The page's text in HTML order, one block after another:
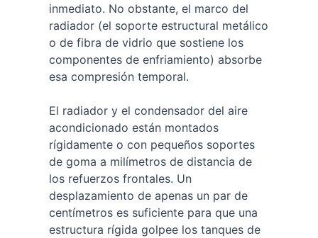
inmediato. No obstante, el marco del
radiador (el soporte estructural metálico
o de fibra de vidrio que sostiene los
componentes de enfriamiento) absorbe
esa compresión temporal.
El radiador y el condensador del aire
acondicionado están montados
rígidamente o con pequeños soportes
de goma a milímetros de distancia de
los refuerzos frontales. Un
desplazamiento de apenas un par de
centímetros es suficiente para que una
estructura rígida golpee los tanques de